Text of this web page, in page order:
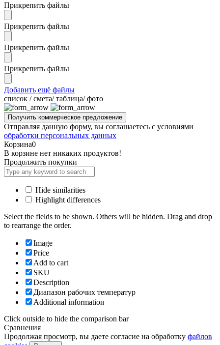
Прикрепить файлы
Прикрепить файлы
Прикрепить файлы
Прикрепить файлы
Добавить ещё файлы
cписок / смета/ таблица/ фото
Отправляя данную форму, вы соглашаетесь с условиями
обработки персональных данных
Корзина0
В корзине нет никаких продуктов!
Продолжить покупки
Hide similarities
Highlight differences
Select the fields to be shown. Others will be hidden. Drag and drop
to rearrange the order.
Image
Price
Add to cart
SKU
Description
Диапазон рабочих температур
Additional information
Click outside to hide the comparison bar
Сравнения
Продолжая просмотр, вы даете согласие на обработку файлов